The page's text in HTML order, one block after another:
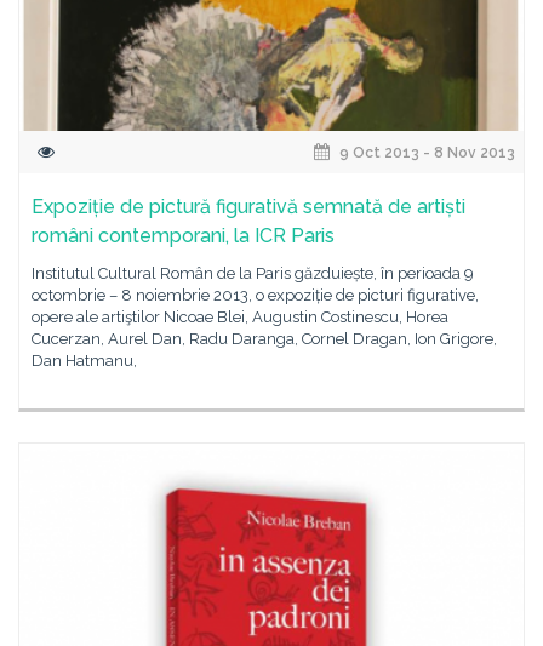
9 Oct 2013 - 8 Nov 2013
Expoziție de pictură figurativă semnată de artiști
români contemporani, la ICR Paris
Institutul Cultural Român de la Paris găzduiește, în perioada 9
octombrie – 8 noiembrie 2013, o expoziție de picturi figurative,
opere ale artiştilor Nicoae Blei, Augustin Costinescu, Horea
Cucerzan, Aurel Dan, Radu Daranga, Cornel Dragan, Ion Grigore,
Dan Hatmanu,